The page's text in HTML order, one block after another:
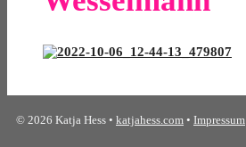
© 2026 Katja Hess • katjahess.com • Impressum